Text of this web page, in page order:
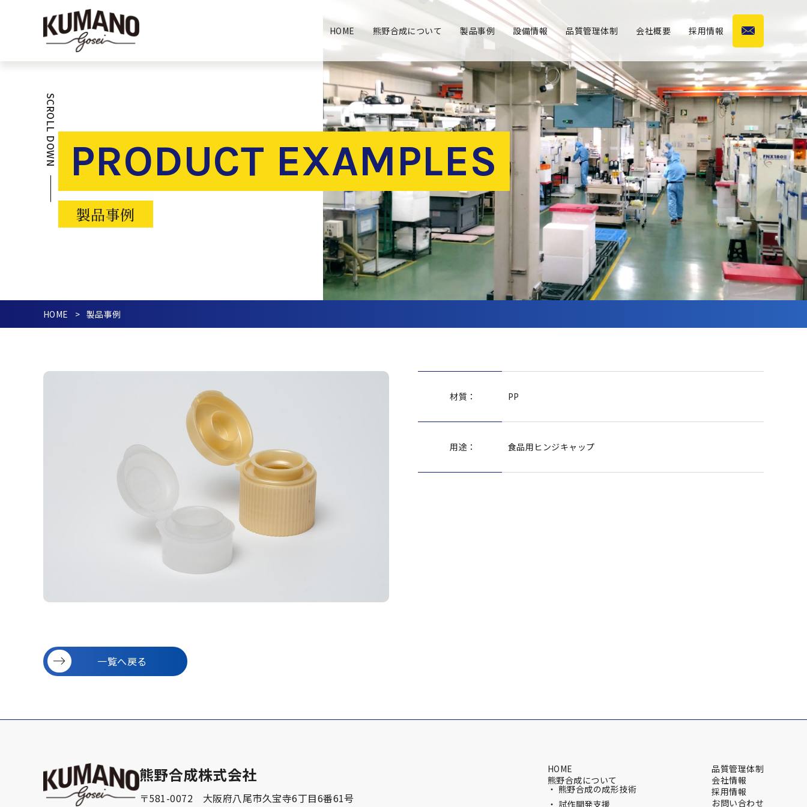
HOME 熊野合成について 製品事例 設備情報 品質管理体制 会社概要 採用情報
SCROLL DOWN PRODUCT EXAMPLES
製品事例
HOME 製品事例
材質： PP
用途： 食品用ヒンジキャップ
一覧へ戻る
熊野合成株式会社
〒581-0072 大阪府八尾市久宝寺6丁目6番61号
HOME
熊野合成について
・ 熊野合成の成形技術
・ 試作開発支援
品質管理体制
会社情報
採用情報
お問い合わせ